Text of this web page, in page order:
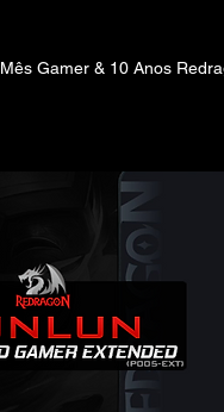
Mês Gamer & 10 Anos